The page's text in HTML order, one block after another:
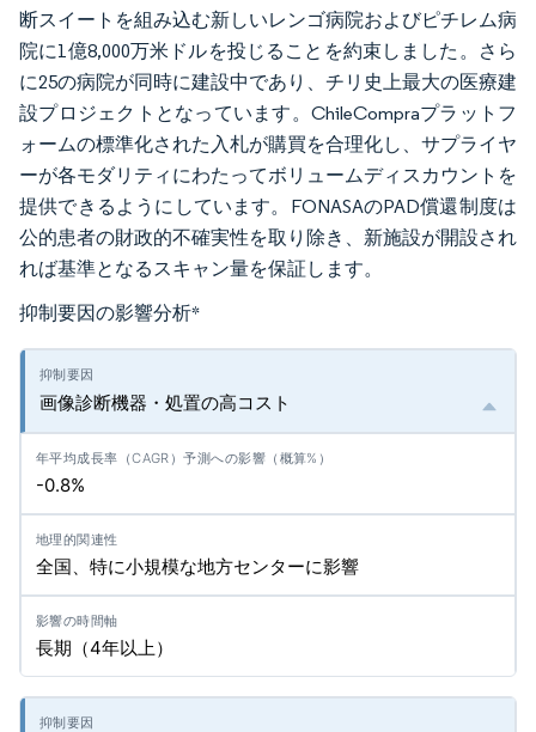
断スイートを組み込む新しいレンゴ病院およびピチレム病
院に1億8,000万米ドルを投じることを約束しました。さら
に25の病院が同時に建設中であり、チリ史上最大の医療建
設プロジェクトとなっています。ChileCompraプラットフ
ォームの標準化された入札が購買を合理化し、サプライヤ
ーが各モダリティにわたってボリュームディスカウントを
提供できるようにしています。FONASAのPAD償還制度は
公的患者の財政的不確実性を取り除き、新施設が開設され
れば基準となるスキャン量を保証します。
抑制要因の影響分析*
画像診断機器・処置の高コスト
-0.8%
全国、特に小規模な地方センターに影響
長期（4年以上）